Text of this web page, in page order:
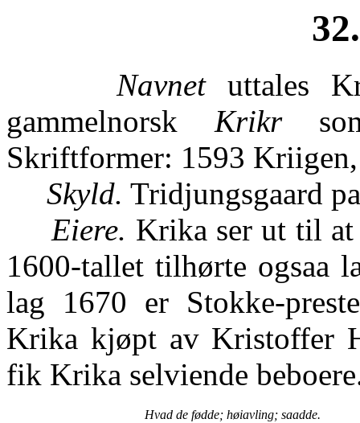
Navnetuttales
gammelnorsk Krikr
Skriftformer: 1593
Skyld. Tridjungsgaard
Eiere. Krika ser ut til
1600-tallet tilhørte ogsaa
lag 1670 er Stokke-
Krika kjøpt av Kristoffer
fik Krika selviende
Hvad de fødde; høiavling; saadde.